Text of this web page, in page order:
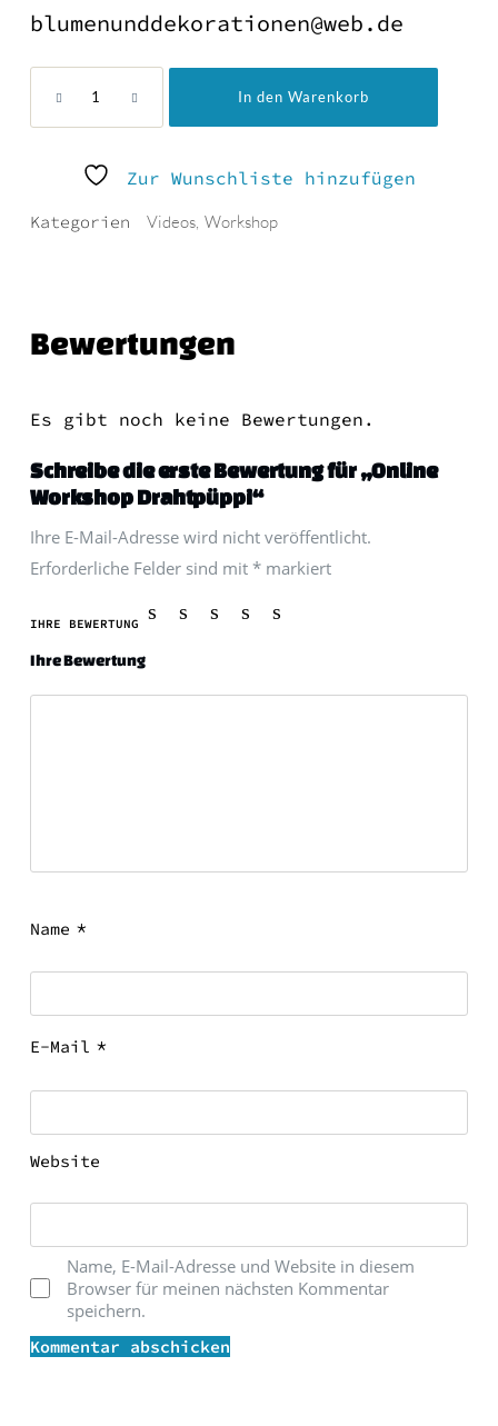
blumenunddekorationen@web.de
Workshop
Drahtpüppi
In den Warenkorb
Zur Wunschliste hinzufügen
Kategorien Videos, Workshop
Bewertungen
Es gibt noch keine Bewertungen.
Schreibe die erste Bewertung für „Online
Workshop Drahtpüppi“
Ihre E-Mail-Adresse wird nicht veröffentlicht.
Erforderliche Felder sind mit *markiert
IHRE BEWERTUNG
Ihre Bewertung
Name *
E-Mail *
Website
Name, E-Mail-Adresse und Website in diesem
Browser für meinen nächsten Kommentar
speichern.
Kommentar abschicken